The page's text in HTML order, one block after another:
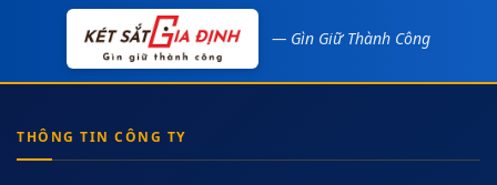
— Gìn Giữ Thành Công
THÔNG TIN CÔNG TY